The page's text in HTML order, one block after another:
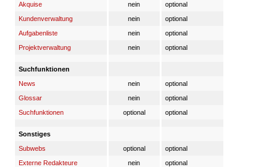
Akquise
nein
optional
Kundenverwaltung
nein
optional
Aufgabenliste
nein
optional
Projektverwaltung
nein optional
Suchfunktionen
News
nein
optional
Glossar
nein
optional
Suchfunktionen
optional optional
Sonstiges
Subwebs
optional
optional
Externe Redakteure
nein
optional